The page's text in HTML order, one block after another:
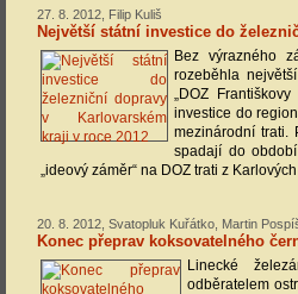
27. 8. 2012, Filip Kuliš
Největší státní investice do
Bez výrazného
rozeběhla
„DOZ
investice do
mezinárodní trati.
spadají do
„ideový záměr“ na DOZ trati z
20. 8. 2012, Svatopluk Kuřátko, Martin
Konec přeprav koksovatelného
Linecké
odběratelem